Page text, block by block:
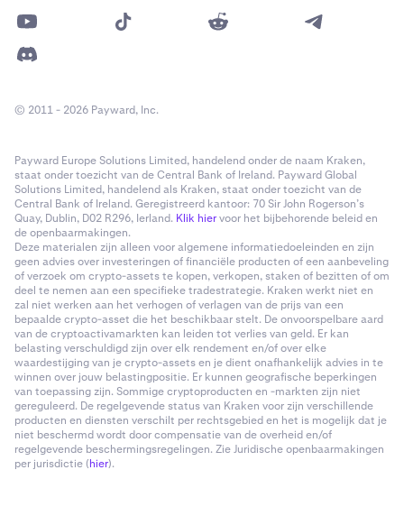
© 2011 - 2026 Payward, Inc.
Payward Europe Solutions Limited, handelend onder de naam Kraken,
staat onder toezicht van de Central Bank of Ireland. Payward Global
Solutions Limited, handelend als Kraken, staat onder toezicht van de
Central Bank of Ireland. Geregistreerd kantoor: 70 Sir John Rogerson’s
Quay, Dublin, D02 R296, Ierland. Klik hiervoor het bijbehorende beleid en
de openbaarmakingen.
Deze materialen zijn alleen voor algemene informatiedoeleinden en zijn
geen advies over investeringen of financiële producten of een aanbeveling
of verzoek om crypto-assets te kopen, verkopen, staken of bezitten of om
deel te nemen aan een specifieke tradestrategie. Kraken werkt niet en
zal niet werken aan het verhogen of verlagen van de prijs van een
bepaalde crypto-asset die het beschikbaar stelt. De onvoorspelbare aard
van de cryptoactivamarkten kan leiden tot verlies van geld. Er kan
belasting verschuldigd zijn over elk rendement en/of over elke
waardestijging van je crypto-assets en je dient onafhankelijk advies in te
winnen over jouw belastingpositie. Er kunnen geografische beperkingen
van toepassing zijn. Sommige cryptoproducten en -markten zijn niet
gereguleerd. De regelgevende status van Kraken voor zijn verschillende
producten en diensten verschilt per rechtsgebied en het is mogelijk dat je
niet beschermd wordt door compensatie van de overheid en/of
regelgevende beschermingsregelingen. Zie Juridische openbaarmakingen
per jurisdictie (hier).